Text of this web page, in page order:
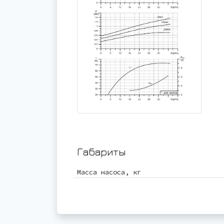
Габариты
Масса насоса, кг